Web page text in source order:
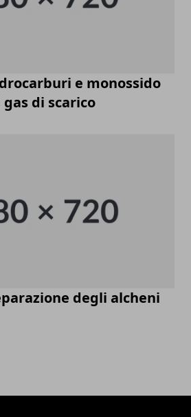
e monossido
di scarico
degli alcheni